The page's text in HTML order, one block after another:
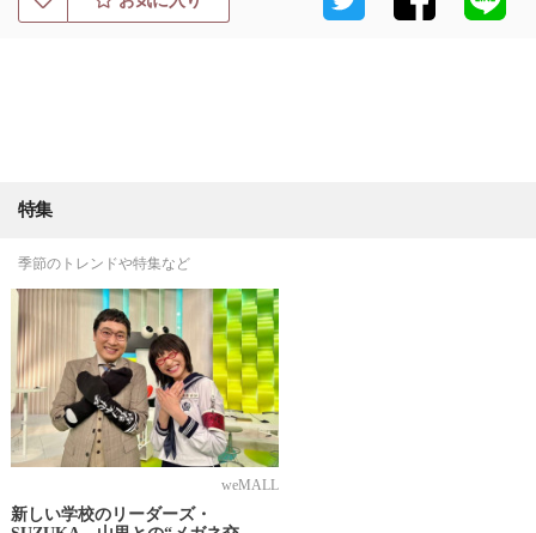
特集
季節のトレンドや特集など
weMALL
新しい学校のリーダーズ・